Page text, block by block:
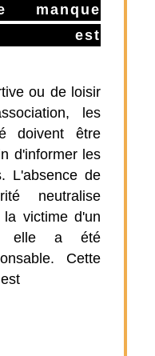
manque
est
ou de loisir
les
doivent être
d'informer les
L'absence de
neutralise
victime d'un
elle a été
Cette